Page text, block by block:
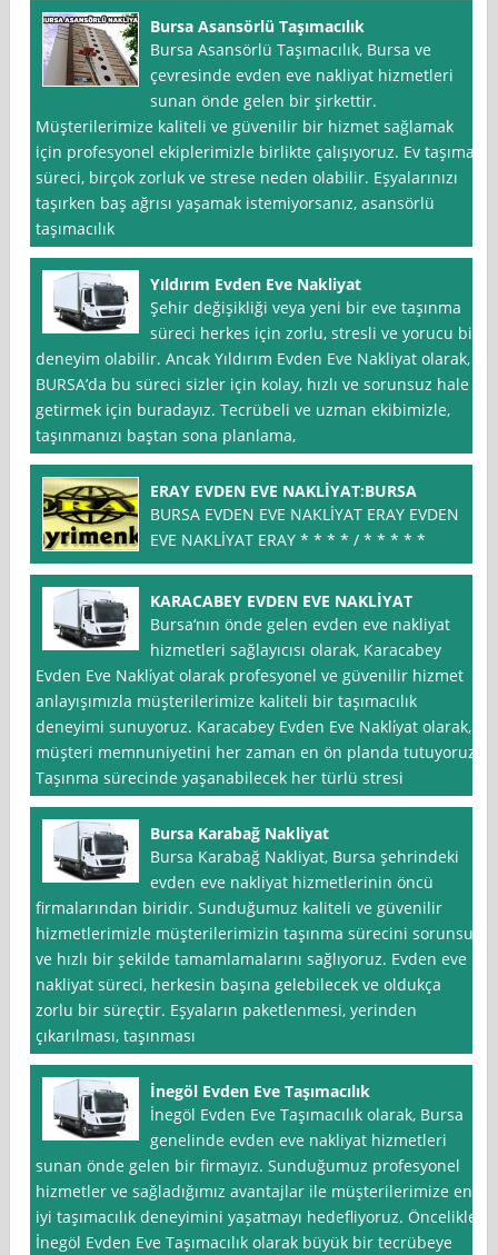
Bursa Asansörlü Taşımacılık
Bursa Asansörlü Taşımacılık, Bursa ve
çevresinde evden eve nakliyat hizmetleri
sunan önde gelen bir şirkettir.
Müşterilerimize kaliteli ve güvenilir bir hizmet sağlamak
için profesyonel ekiplerimizle birlikte çalışıyoruz. Ev taşıma
süreci, birçok zorluk ve strese neden olabilir. Eşyalarınızı
taşırken baş ağrısı yaşamak istemiyorsanız, asansörlü
taşımacılık
Yıldırım Evden Eve Nakliyat
Şehir değişikliği veya yeni bir eve taşınma
süreci herkes için zorlu, stresli ve yorucu bir
deneyim olabilir. Ancak Yıldırım Evden Eve Nakliyat olarak,
BURSA’da bu süreci sizler için kolay, hızlı ve sorunsuz hale
getirmek için buradayız. Tecrübeli ve uzman ekibimizle,
taşınmanızı baştan sona planlama,
ERAY EVDEN EVE NAKLİYAT:BURSA
BURSA EVDEN EVE NAKLİYAT ERAY EVDEN
EVE NAKLİYAT ERAY * * * * / * * * * *
KARACABEY EVDEN EVE NAKLİYAT
Bursa‘nın önde gelen evden eve nakliyat
hizmetleri sağlayıcısı olarak, Karacabey
Evden Eve Nakli̇yat olarak profesyonel ve güvenilir hizmet
anlayışımızla müşterilerimize kaliteli bir taşımacılık
deneyimi sunuyoruz. Karacabey Evden Eve Nakli̇yat olarak,
müşteri memnuniyetini her zaman en ön planda tutuyoruz.
Taşınma sürecinde yaşanabilecek her türlü stresi
Bursa Karabağ Nakliyat
Bursa Karabağ Nakliyat, Bursa şehrindeki
evden eve nakliyat hizmetlerinin öncü
firmalarından biridir. Sunduğumuz kaliteli ve güvenilir
hizmetlerimizle müşterilerimizin taşınma sürecini sorunsuz
ve hızlı bir şekilde tamamlamalarını sağlıyoruz. Evden eve
nakliyat süreci, herkesin başına gelebilecek ve oldukça
zorlu bir süreçtir. Eşyaların paketlenmesi, yerinden
çıkarılması, taşınması
İnegöl Evden Eve Taşımacılık
İnegöl Evden Eve Taşımacılık olarak, Bursa
genelinde evden eve nakliyat hizmetleri
sunan önde gelen bir firmayız. Sunduğumuz profesyonel
hizmetler ve sağladığımız avantajlar ile müşterilerimize en
iyi taşımacılık deneyimini yaşatmayı hedefliyoruz. Öncelikle,
İnegöl Evden Eve Taşımacılık olarak büyük bir tecrübeye